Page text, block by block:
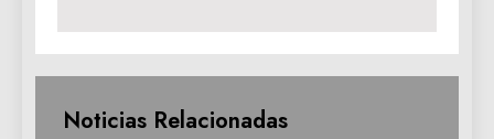
Noticias Relacionadas